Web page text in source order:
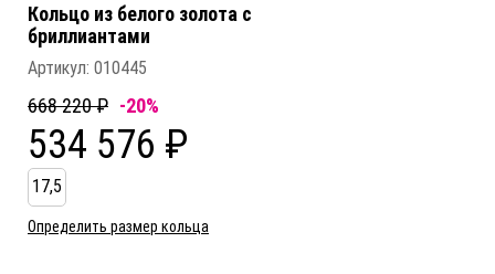
Кольцо из белого золота c
бриллиантами
Артикул: 010445
668 220 ₽ -20%
534 576 ₽
17,5
Определить размер кольца